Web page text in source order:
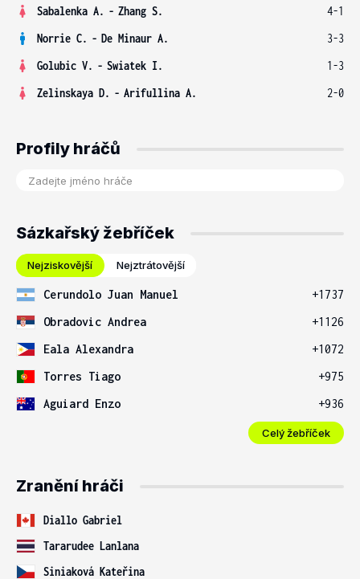
Sabalenka A. - Zhang S.
4-1
Norrie C. - De Minaur A.
3-3
Golubic V. - Swiatek I.
1-3
Zelinskaya D. - Arifullina A. 2-0
Profily hráčů
Sázkařský žebříček
Nejziskovější Nejztrátovější
Cerundolo Juan Manuel
+1737
Obradovic Andrea
+1126
Eala Alexandra
+1072
Torres Tiago
+975
Aguiard Enzo
+936
Celý žebříček
Zranění hráči
Diallo Gabriel
Tararudee Lanlana
Siniaková Kateřina